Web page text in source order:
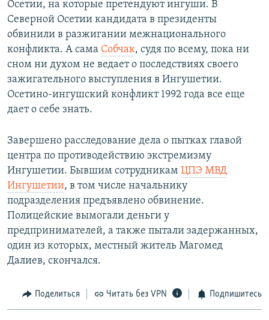
Осетии, на которые претендуют ингуши. В
Северной Осетии кандидата в президенты
обвинили в разжигании межнационального
конфликта. А сама Собчак, судя по всему, пока ни
сном ни духом не ведает о последствиях своего
зажигательного выступления в Ингушетии.
Осетино-ингушский конфликт 1992 года все еще
дает о себе знать.
Завершено расследование дела о пытках главой
центра по противодействию экстремизму
Ингушетии. Бывшим сотрудникам ЦПЭ МВД
Ингушетии, в том числе начальнику
подразделения предъявлено обвинение.
Полицейские вымогали деньги у
предпринимателей, а также пытали задержанных,
один из которых, местный житель Магомед
Далиев, скончался.
Поделиться Читать без VPN Подпишитесь